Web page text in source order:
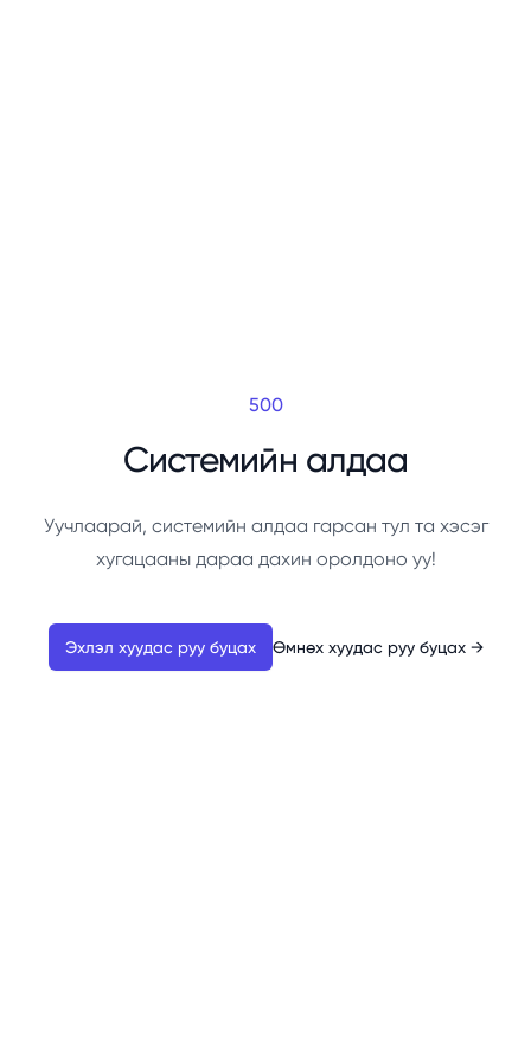
500
Системийн алдаа
Уучлаарай, системийн алдаа гарсан тул та хэсэг
хугацааны дараа дахин оролдоно уу!
Эхлэл хуудас руу буцах Өмнөх хуудас руу буцах →